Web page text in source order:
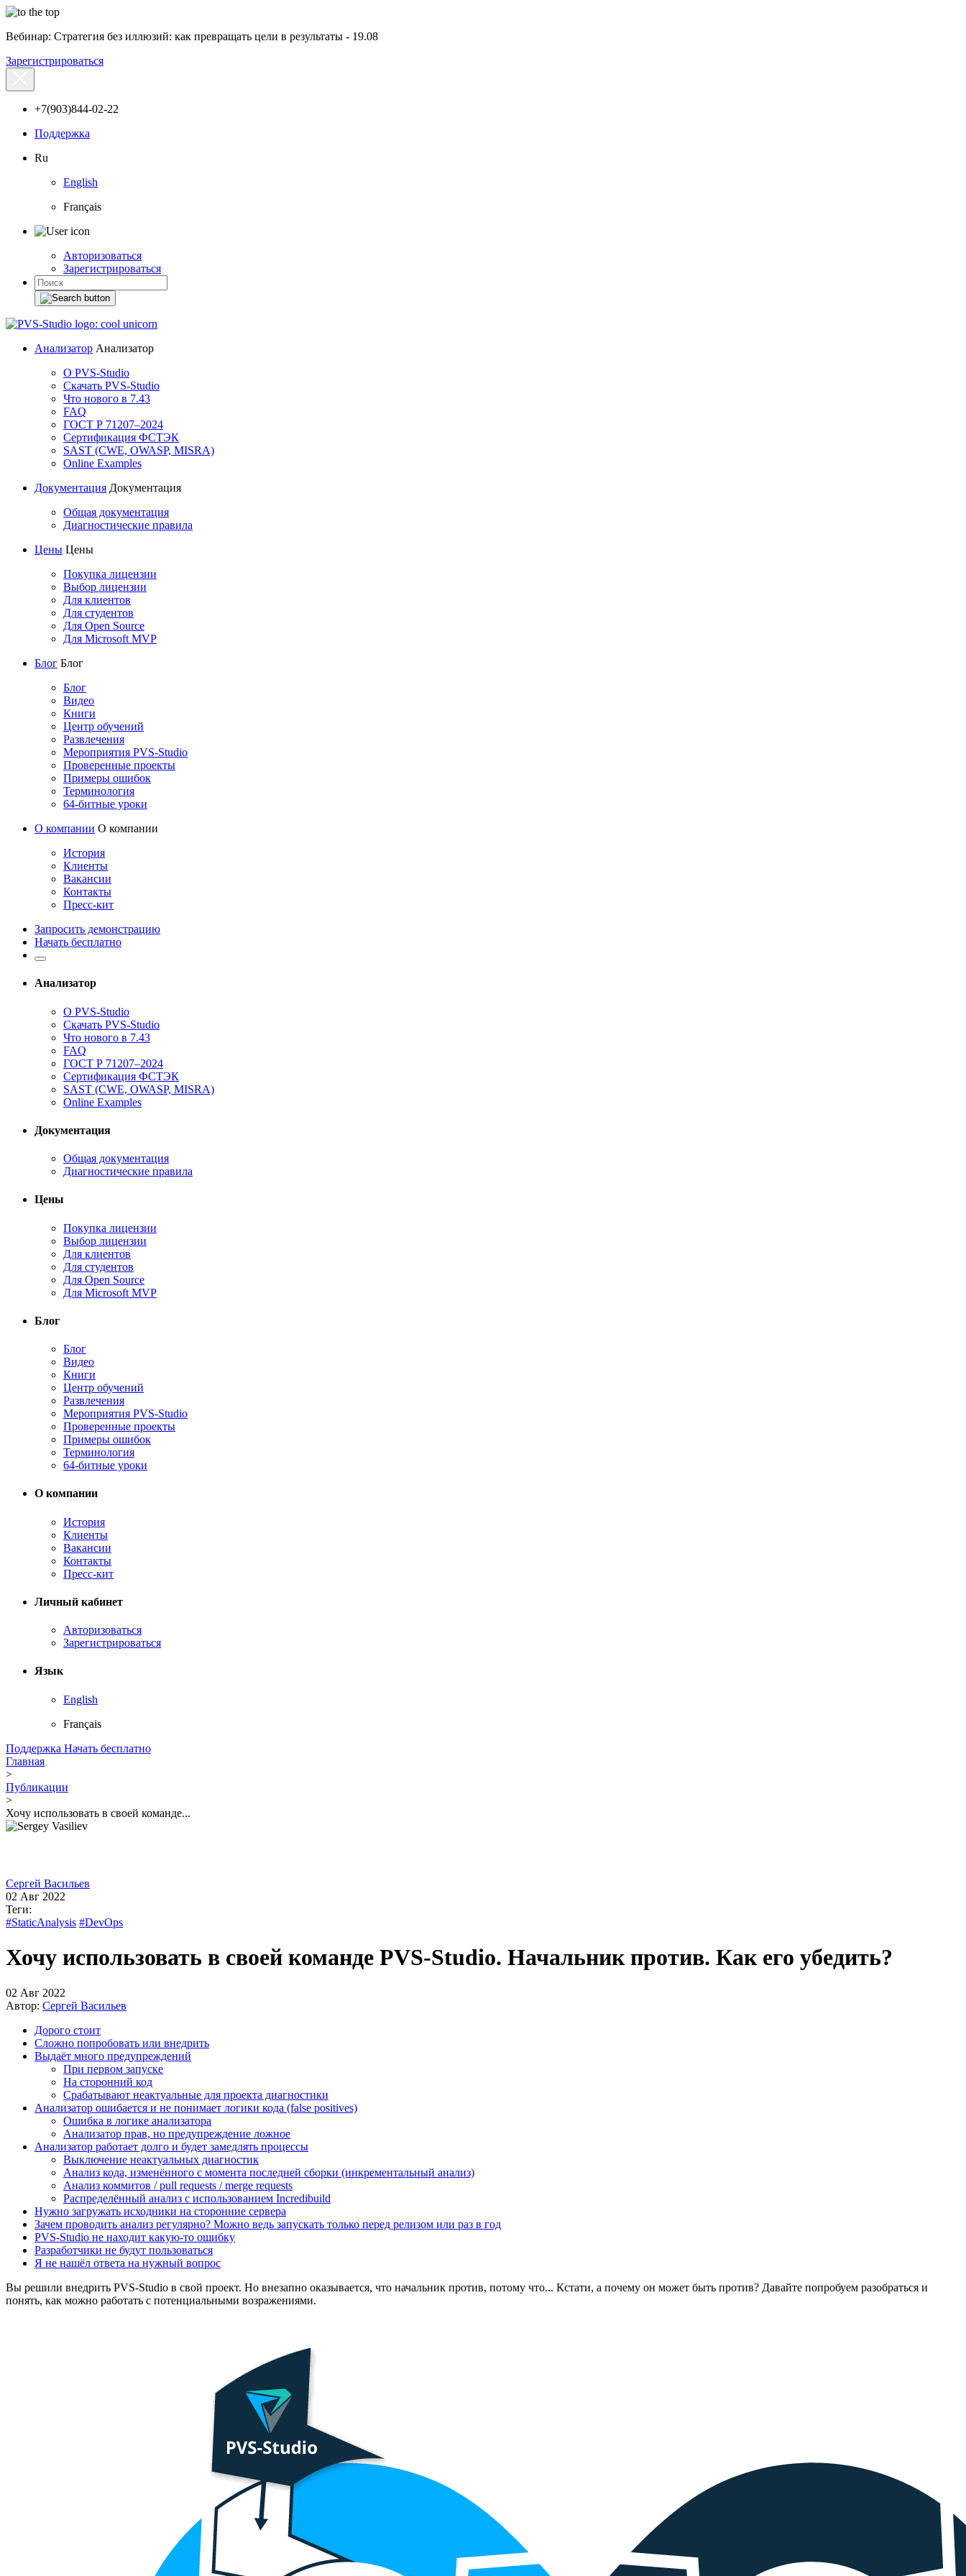
Вебинар: Стратегия без иллюзий: как превращать цели в результаты - 19.08
Зарегистрироваться
+7(903)844-02-22
Поддержка
Ru
English
Français
Авторизоваться
Зарегистрироваться
Анализатор Анализатор
О PVS-Studio
Скачать PVS-Studio
Что нового в 7.43
FAQ
ГОСТ Р 71207–2024
Сертификация ФСТЭК
SAST (CWE, OWASP, MISRA)
Online Examples
Документация Документация
Общая документация
Диагностические правила
Цены Цены
Покупка лицензии
Выбор лицензии
Для клиентов
Для студентов
Для Open Source
Для Microsoft MVP
Блог Блог
Блог
Видео
Книги
Центр обучений
Развлечения
Мероприятия PVS-Studio
Проверенные проекты
Примеры ошибок
Терминология
64-битные уроки
О компании О компании
История
Клиенты
Вакансии
Контакты
Пресс-кит
Запросить демонстрацию
Начать бесплатно
Анализатор
О PVS-Studio
Скачать PVS-Studio
Что нового в 7.43
FAQ
ГОСТ Р 71207–2024
Сертификация ФСТЭК
SAST (CWE, OWASP, MISRA)
Online Examples
Документация
Общая документация
Диагностические правила
Цены
Покупка лицензии
Выбор лицензии
Для клиентов
Для студентов
Для Open Source
Для Microsoft MVP
Блог
Блог
Видео
Книги
Центр обучений
Развлечения
Мероприятия PVS-Studio
Проверенные проекты
Примеры ошибок
Терминология
64-битные уроки
О компании
История
Клиенты
Вакансии
Контакты
Пресс-кит
Личный кабинет
Авторизоваться
Зарегистрироваться
Язык
English
Français
Поддержка Начать бесплатно
Главная
>
Публикации
>
Хочу использовать в своей команде...
Сергей Васильев
02 Авг 2022
Теги:
#StaticAnalysis #DevOps
Хочу использовать в своей команде PVS-Studio. Начальник против. Как его убедить?
02 Авг 2022
Автор: Сергей Васильев
Дорого стоит
Сложно попробовать или внедрить
Выдаёт много предупреждений
При первом запуске
На сторонний код
Срабатывают неактуальные для проекта диагностики
Анализатор ошибается и не понимает логики кода (false positives)
Ошибка в логике анализатора
Анализатор прав, но предупреждение ложное
Анализатор работает долго и будет замедлять процессы
Выключение неактуальных диагностик
Анализ кода, изменённого с момента последней сборки (инкрементальный анализ)
Анализ коммитов / pull requests / merge requests
Распределённый анализ с использованием Incredibuild
Нужно загружать исходники на сторонние сервера
Зачем проводить анализ регулярно? Можно ведь запускать только перед релизом или раз в год
PVS-Studio не находит какую-то ошибку
Разработчики не будут пользоваться
Я не нашёл ответа на нужный вопрос
Вы решили внедрить PVS-Studio в свой проект. Но внезапно оказывается, что начальник против, потому что... Кстати, а почему он может быть против? Давайте попробуем разобраться и
понять, как можно работать с потенциальными возражениями.